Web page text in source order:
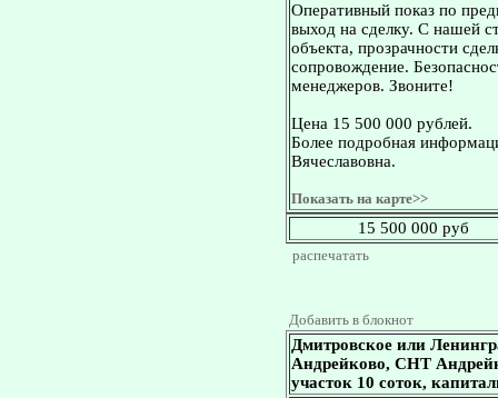
Оперативный показ по
выход на сделку. С нашей
объекта, прозрачности
сопровождение.
менеджеров. Звоните!
Цена 15 500 000 рублей.
Более подробная
Вячеславовна.
Показать на карте>>
15 500 000 руб
распечатать
Добавить в блокнот
Дмитровское или
Андрейково, СНТ
участок 10 соток,